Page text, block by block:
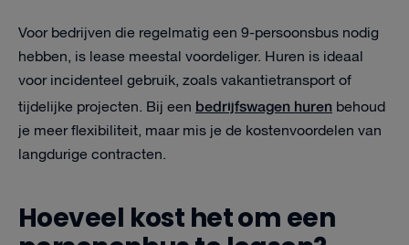
Voor bedrijven die regelmatig een 9-persoonsbus nodig
hebben, is lease meestal voordeliger. Huren is ideaal
voor incidenteel gebruik, zoals vakantietransport of
tijdelijke projecten. Bij een bedrijfswagen huren behoud
je meer flexibiliteit, maar mis je de kostenvoordelen van
langdurige contracten.
Hoeveel kost het om een